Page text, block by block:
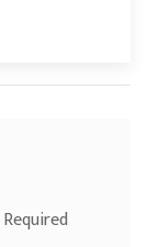
Required